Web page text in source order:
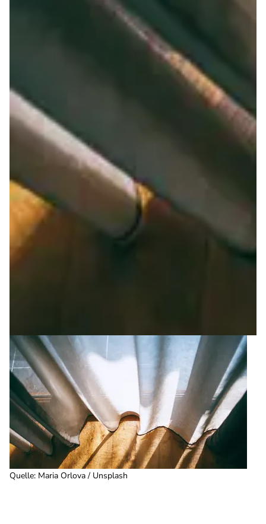
Quelle: Maria Orlova / Unsplash